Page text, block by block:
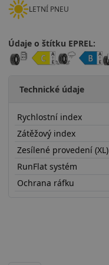
LETNÍ PNEU
Údaje o štítku EPREL:
Technické údaje
Rychlostní index
Zátěžový index
Zesílené provedení (XL)
RunFlat systém
Ochrana ráfku